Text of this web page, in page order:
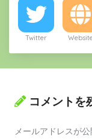
Twitter
コメントを
メールアドレスが